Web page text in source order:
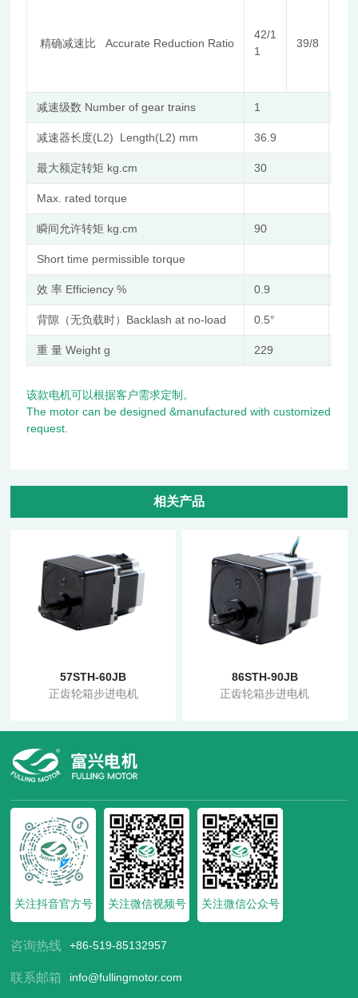
精确减速比 Accurate Reduction Ratio
42/1
1
39/8
减速级数 Number of gear trains 1
减速器长度(L2) Length(L2) mm 36.9
最大额定转矩 kg.cm 30
Max. rated torque
瞬间允许转矩 kg.cm 90
Short time permissible torque
效 率 Efficiency % 0.9
背隙（无负载时）Backlash at no-load 0.5°
重 量 Weight g 229
该款电机可以根据客户需求定制。
The motor can be designed &manufactured with customized
request.
相关产品
57STH-60JB
正齿轮箱步进电机
86STH-90JB
正齿轮箱步进电机
关注抖音官方号 关注微信视频号 关注微信公众号
咨询热线 +86-519-85132957
联系邮箱 info@fullingmotor.com